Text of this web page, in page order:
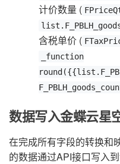
计价数量 (
含税单价 (
_function
数据写入金蝶云星
在完成所有字段的转换和
的数据通过API接口写入